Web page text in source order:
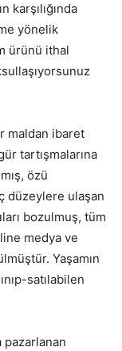
karşılığında
yönelik
ürünü ithal
maldan ibaret
tartışmalarına
özü
düzeylere ulaşan
bozulmuş, tüm
medya ve
Yaşamın
satılabilen
pazarlanan